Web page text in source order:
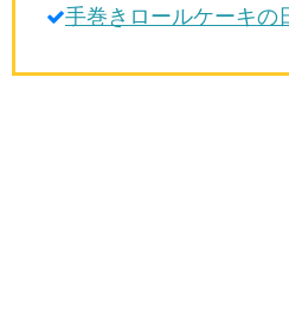
手巻きロールケーキの